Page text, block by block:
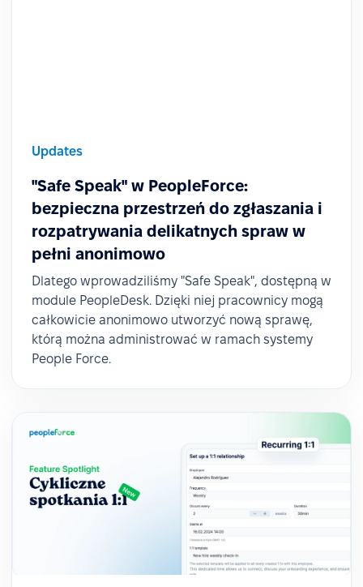
Updates
"Safe Speak" w PeopleForce:
bezpieczna przestrzeń do zgłaszania i
rozpatrywania delikatnych spraw w
pełni anonimowo
Dlatego wprowadziliśmy "Safe Speak", dostępną w
module PeopleDesk. Dzięki niej pracownicy mogą
całkowicie anonimowo utworzyć nową sprawę,
którą można administrować w ramach systemy
People Force.